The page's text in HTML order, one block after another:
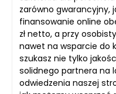
zarówno gwarancyjny,
finansowanie online
zł netto, a przy
nawet na wsparcie do
szukasz nie tylko
solidnego partnera na
odwiedzenia naszej